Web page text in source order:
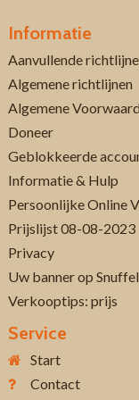
Informatie
Aanvullende
Algemene richtlijnen
Algemene
Doneer
Geblokkeerde
Informatie & Hulp
Persoonlijke Online
Prijslijst 08-08-2023
Privacy
Uw banner op
Verkooptips: prijs
Service
Start
Contact